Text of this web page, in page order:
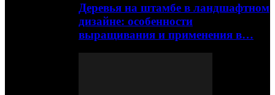
Деревья на штамбе в ландшафтном
дизайне: особенности
выращивания и применения в…